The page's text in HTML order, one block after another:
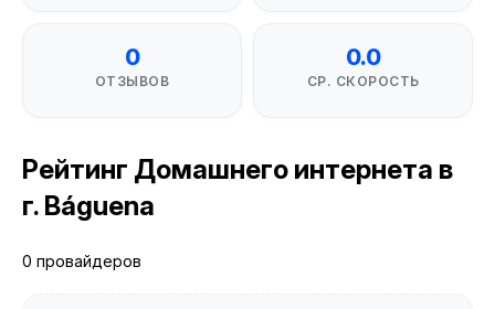
0
ОТЗЫВОВ
0.0
СР. СКОРОСТЬ
Рейтинг Домашнего интернета в
г. Báguena
0 провайдеров